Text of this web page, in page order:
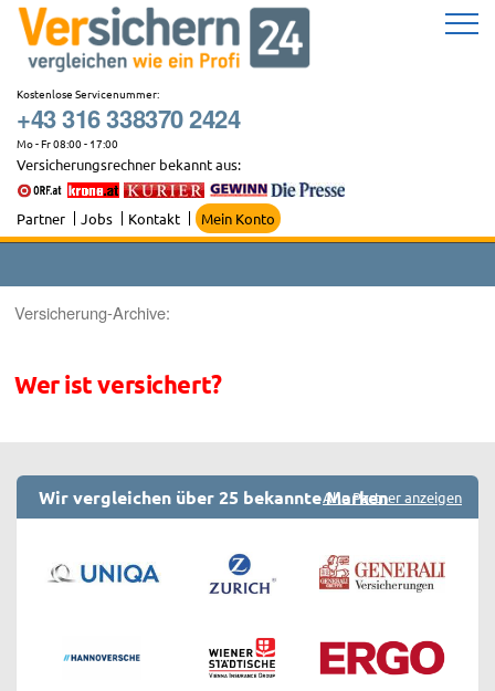
Zum
Inhalt
springen
Kostenlose Servicenummer:
+43 316 338370 2424
Mo - Fr 08:00 - 17:00
Versicherungsrechner bekannt aus:
Partner Jobs Kontakt Mein Konto
Versicherung-Archive:
Wer ist versichert?
Wir vergleichen über 25 bekannte MarkenAlle Partner anzeigen